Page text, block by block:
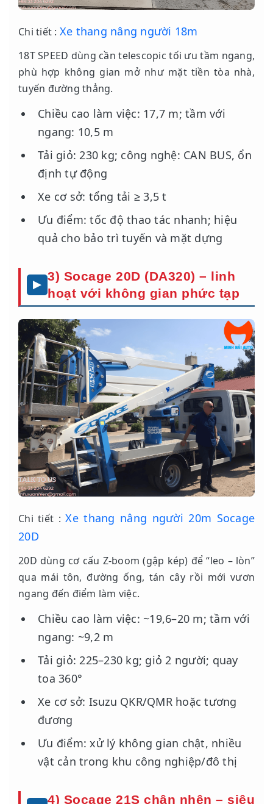
Chi tiết : Xe thang nâng người 18m
18T SPEED dùng cần telescopic tối ưu tầm ngang,
phù hợp không gian mở như mặt tiền tòa nhà,
tuyến đường thẳng.
Chiều cao làm việc: 17,7 m; tầm với
ngang: 10,5 m
Tải giỏ: 230 kg; công nghệ: CAN BUS, ổn
định tự động
Xe cơ sở: tổng tải ≥ 3,5 t
Ưu điểm: tốc độ thao tác nhanh; hiệu
quả cho bảo trì tuyến và mặt dựng
3) Socage 20D (DA320) – linh
hoạt với không gian phức tạp
Chi tiết :Xe thang nâng người 20m Socage
20D
20D dùng cơ cấu Z-boom (gập kép) để “leo – lòn”
qua mái tôn, đường ống, tán cây rồi mới vươn
ngang đến điểm làm việc.
Chiều cao làm việc: ~19,6–20 m; tầm với
ngang: ~9,2 m
Tải giỏ: 225–230 kg; giỏ 2 người; quay
toa 360°
Xe cơ sở: Isuzu QKR/QMR hoặc tương
đương
Ưu điểm: xử lý không gian chật, nhiều
vật cản trong khu công nghiệp/đô thị
4) Socage 21S chân nhện – siêu